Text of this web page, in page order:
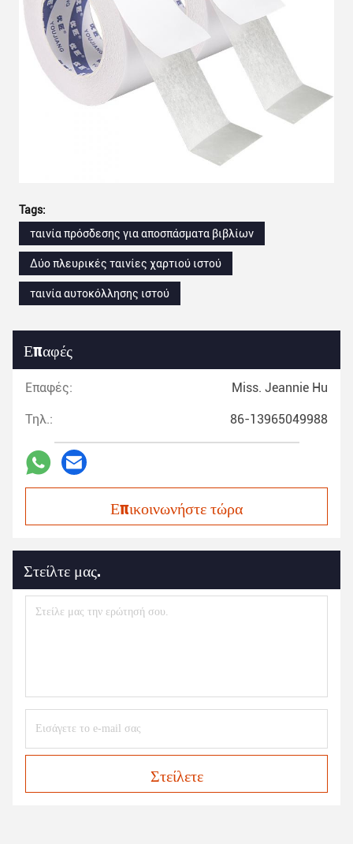
Tags:
ταινία πρόσδεσης για αποσπάσματα βιβλίων
Δύο πλευρικές ταινίες χαρτιού ιστού
ταινία αυτοκόλλησης ιστού
Επαφές
Επαφές: Miss. Jeannie Hu
Τηλ.: 86-13965049988
Επικοινωνήστε τώρα
Στείλτε μας.
Στείλετε